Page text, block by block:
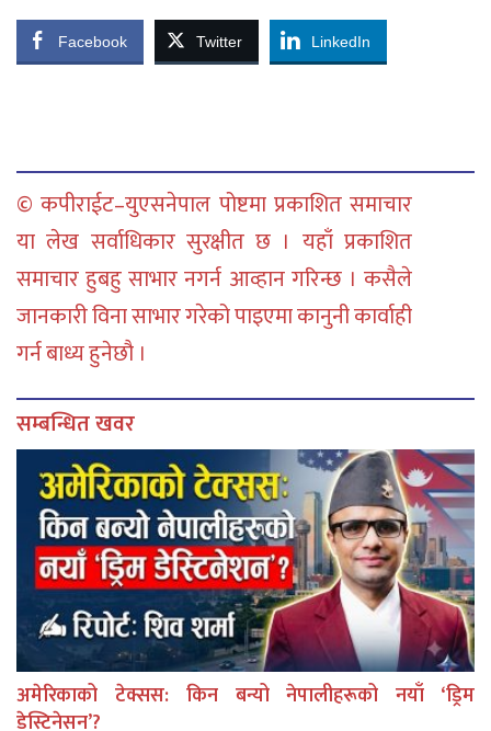
Facebook Twitter LinkedIn
© कपीराईट–युएसनेपाल पोष्टमा प्रकाशित समाचार
या लेख सर्वाधिकार सुरक्षीत छ । यहाँ प्रकाशित
समाचार हुबहु साभार नगर्न आव्हान गरिन्छ । कसैले
जानकारी विना साभार गरेको पाइएमा कानुनी कार्वाही
गर्न बाध्य हुनेछौ ।
सम्बन्धित खवर
अमेरिकाको टेक्सस: किन बन्यो नेपालीहरूको नयाँ ‘ड्रिम
डेस्टिनेसन’?